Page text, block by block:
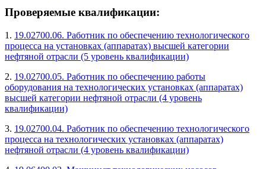
Проверяемые квалификации:
1. 19.02700.06. Работник по обеспечению технологического
процесса на установках (аппаратах) высшей категории
нефтяной отрасли (5 уровень квалификации)
2. 19.02700.05. Работник по обеспечению работы
оборудования на технологических установках (аппаратах)
высшей категории нефтяной отрасли (4 уровень
квалификации)
3. 19.02700.04. Работник по обеспечению технологического
процесса на технологических установках (аппаратах)
нефтяной отрасли (4 уровень квалификации)